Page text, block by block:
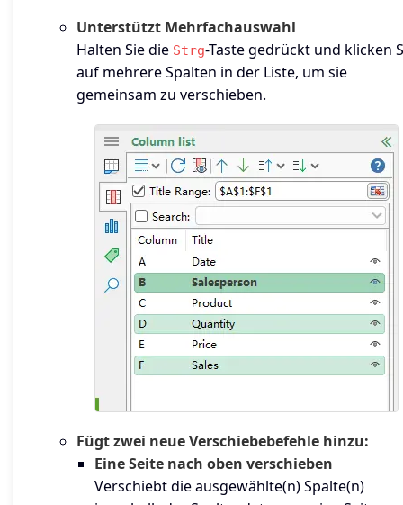
Unterstützt Mehrfachauswahl
Halten Sie die Strg-Taste gedrückt und klicken
auf mehrere Spalten in der Liste, um sie
gemeinsam zu verschieben.
Fügt zwei neue Verschiebebefehle hinzu:
Eine Seite nach oben verschieben
Verschiebt die ausgewählte(n) Spalte(n)